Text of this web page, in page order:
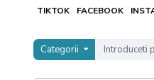
TIKTOK FACEBOOK
Categorii